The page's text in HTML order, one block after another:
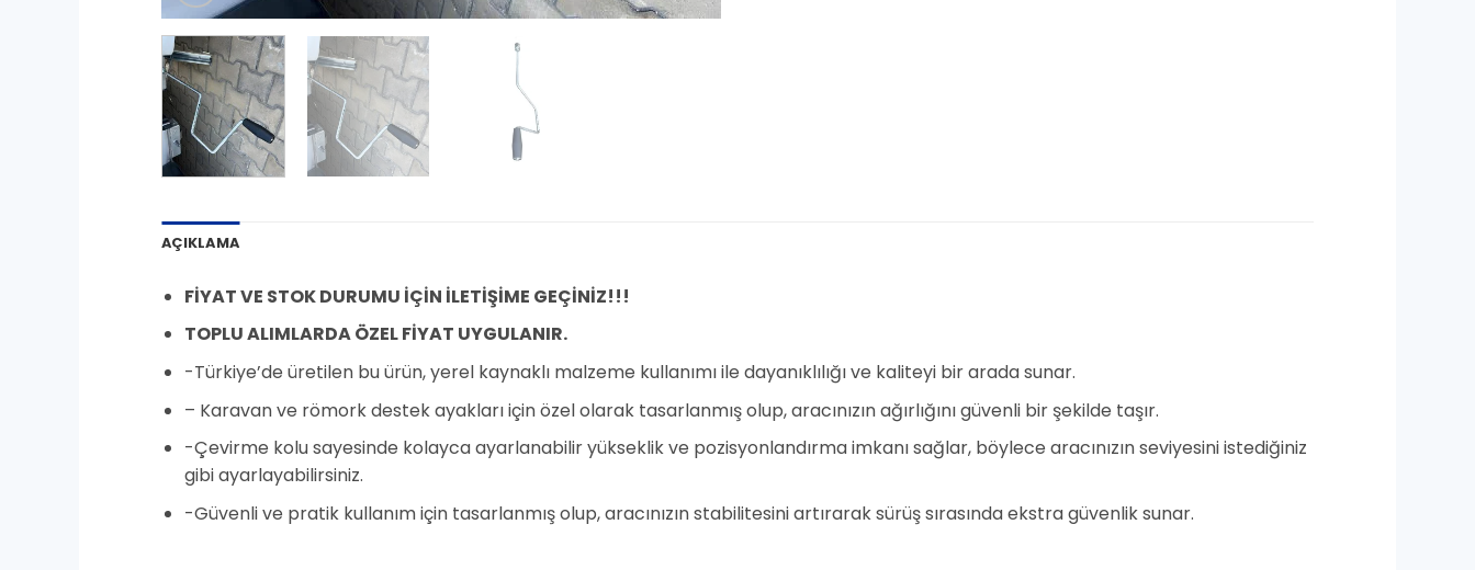
AÇIKLAMA
FİYAT VE STOK DURUMU İÇİN İLETİŞİME GEÇİNİZ!!!
TOPLU ALIMLARDA ÖZEL FİYAT UYGULANIR.
-Türkiye’de üretilen bu ürün, yerel kaynaklı malzeme kullanımı ile dayanıklılığı ve kaliteyi bir arada sunar.
– Karavan ve römork destek ayakları için özel olarak tasarlanmış olup, aracınızın ağırlığını güvenli bir şekilde taşır.
-Çevirme kolu sayesinde kolayca ayarlanabilir yükseklik ve pozisyonlandırma imkanı sağlar, böylece aracınızın seviyesini istediğiniz
gibi ayarlayabilirsiniz.
-Güvenli ve pratik kullanım için tasarlanmış olup, aracınızın stabilitesini artırarak sürüş sırasında ekstra güvenlik sunar.